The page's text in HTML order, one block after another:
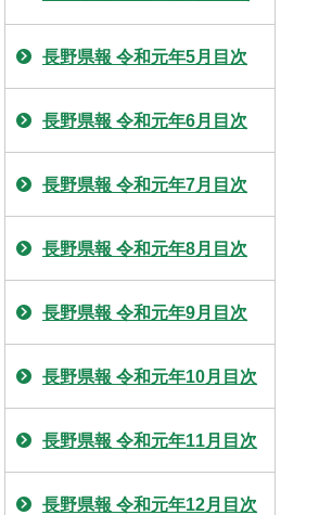
長野県報 令和元年5月目次
長野県報 令和元年6月目次
長野県報 令和元年7月目次
長野県報 令和元年8月目次
長野県報 令和元年9月目次
長野県報 令和元年10月目次
長野県報 令和元年11月目次
長野県報 令和元年12月目次